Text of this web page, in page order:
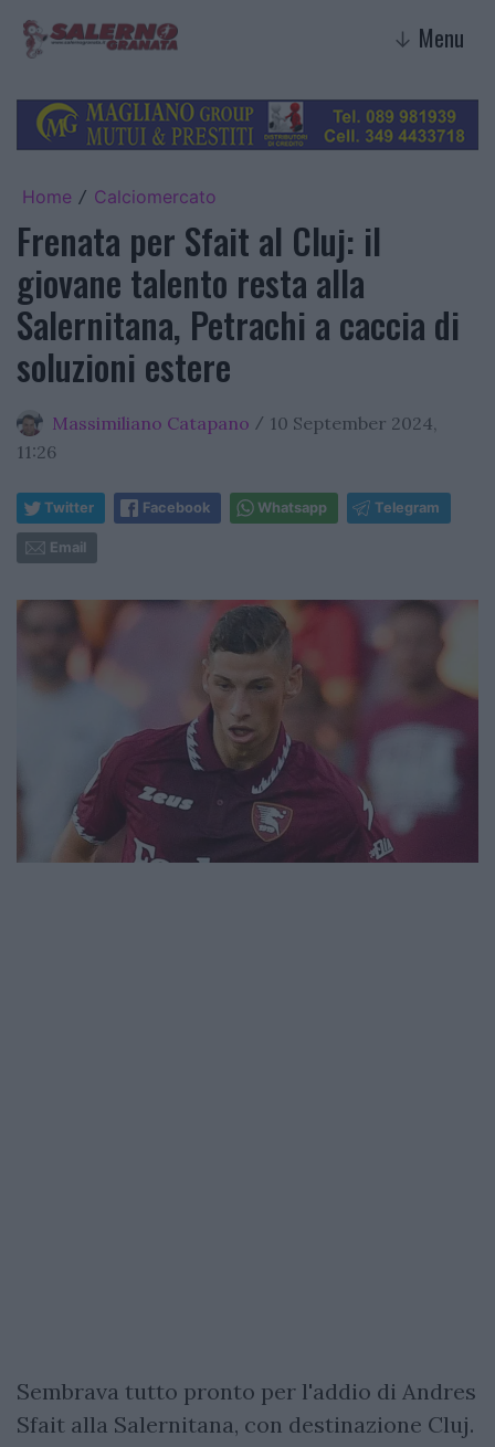
↓ Menu
Home / Calciomercato
Frenata per Sfait al Cluj: il
giovane talento resta alla
Salernitana, Petrachi a caccia di
soluzioni estere
Massimiliano Catapano / 10 September 2024,
11:26
Twitter Facebook Whatsapp Telegram
Email
Sembrava tutto pronto per l'addio di Andres
Sfait alla Salernitana, con destinazione Cluj.